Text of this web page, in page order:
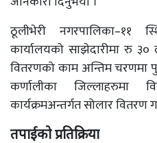
ठूलीभेरी नगरपालिका–११
कार्यालयको साझेदारीमा रु
वितरणको काम अन्तिम चरणमा
कर्णालीका जिल्लाहरुमा
कार्यक्रमअन्तर्गत सोलार वितरण
तपाईको प्रतिक्रिया